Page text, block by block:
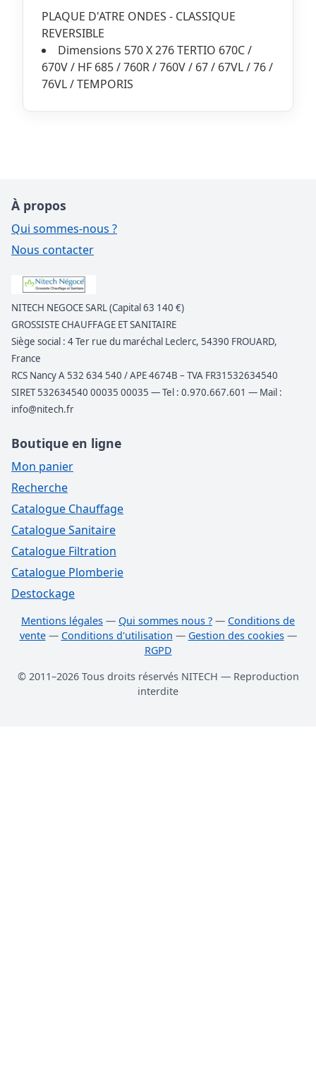
PLAQUE D'ATRE ONDES - CLASSIQUE
REVERSIBLE
Dimensions 570 X 276 TERTIO 670C /
670V / HF 685 / 760R / 760V / 67 / 67VL / 76 /
76VL / TEMPORIS
À propos
Qui sommes-nous ?
Nous contacter
NITECH NEGOCE SARL (Capital 63 140 €)
GROSSISTE CHAUFFAGE ET SANITAIRE
Siège social : 4 Ter rue du maréchal Leclerc, 54390 FROUARD,
France
RCS Nancy A 532 634 540 / APE 4674B – TVA FR31532634540
SIRET 532634540 00035 00035 — Tel : 0.970.667.601 — Mail :
info@nitech.fr
Boutique en ligne
Mon panier
Recherche
Catalogue Chauffage
Catalogue Sanitaire
Catalogue Filtration
Catalogue Plomberie
Destockage
Mentions légales — Qui sommes nous ? — Conditions de
vente— Conditions d'utilisation — Gestion des cookies—
RGPD
© 2011–2026 Tous droits réservés NITECH — Reproduction
interdite